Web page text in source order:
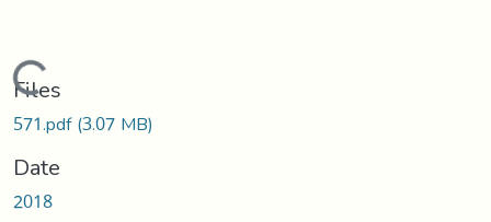
Loading...
Files
571.pdf(3.07 MB)
Date
2018